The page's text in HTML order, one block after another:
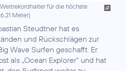
für die höchste
Meter)
Steudtner hat es
und Rückschlägen zur
Wave Surfen geschafft. Er
als „Ocean Explorer“ und hat